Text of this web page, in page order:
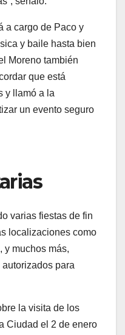
a cargo de Paco y
y baile hasta bien
Moreno también
que está
y llamó a la
un evento seguro
varias fiestas de fin
localizaciones como
y muchos más,
para
la visita de los
Ciudad el 2 de enero